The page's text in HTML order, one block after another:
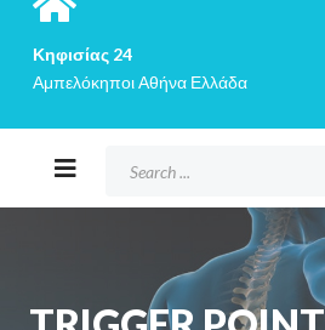
Κηφισίας 24
Αμπελόκηποι Αθήνα Ελλάδα